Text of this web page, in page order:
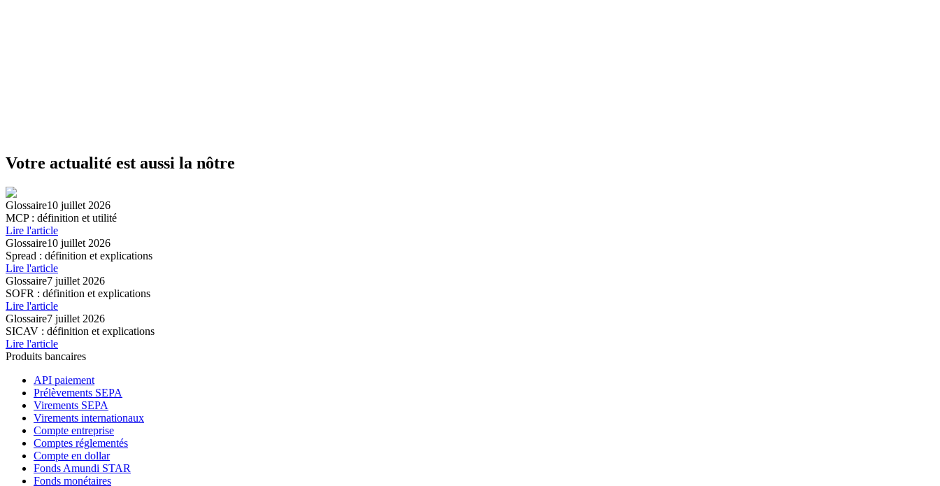
Votre actualité est aussi la nôtre
Glossaire10 juillet 2026
MCP : définition et utilité
Lire l'article
Glossaire10 juillet 2026
Spread : définition et explications
Lire l'article
Glossaire7 juillet 2026
SOFR : définition et explications
Lire l'article
Glossaire7 juillet 2026
SICAV : définition et explications
Lire l'article
Produits bancaires
API paiement
Prélèvements SEPA
Virements SEPA
Virements internationaux
Compte entreprise
Comptes réglementés
Compte en dollar
Fonds Amundi STAR
Fonds monétaires